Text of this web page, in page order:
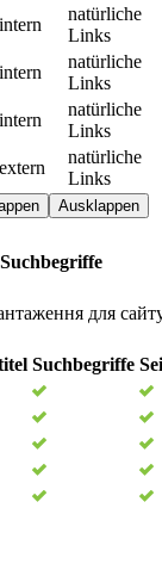
intern
natürliche
Links
intern
natürliche
Links
intern
natürliche
Links
extern
natürliche
Links
Ausklappen
для
Suchbegriffe